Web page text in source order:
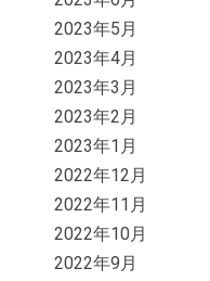
2023年5月
2023年4月
2023年3月
2023年2月
2023年1月
2022年12月
2022年11月
2022年10月
2022年9月